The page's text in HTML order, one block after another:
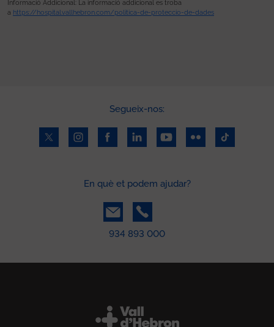
Informació Addicional: La informació addicional es troba
a https://hospital.vallhebron.com/politica-de-proteccio-de-dades
Segueix-nos:
En què et podem ajudar?
934 893 000